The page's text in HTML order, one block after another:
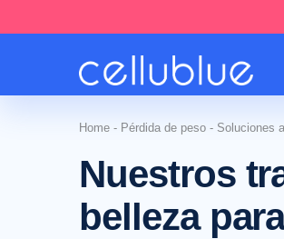
Home - Pérdida de peso - Soluciones
Nuestros
belleza